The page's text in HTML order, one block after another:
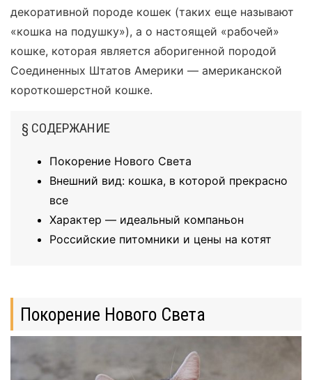
декоративной породе кошек (таких еще называют
«кошка на подушку»), а о настоящей «рабочей»
кошке, которая является аборигенной породой
Соединенных Штатов Америки — американской
короткошерстной кошке.
§ СОДЕРЖАНИЕ
Покорение Нового Света
Внешний вид: кошка, в которой прекрасно
все
Характер — идеальный компаньон
Российские питомники и цены на котят
Покорение Нового Света